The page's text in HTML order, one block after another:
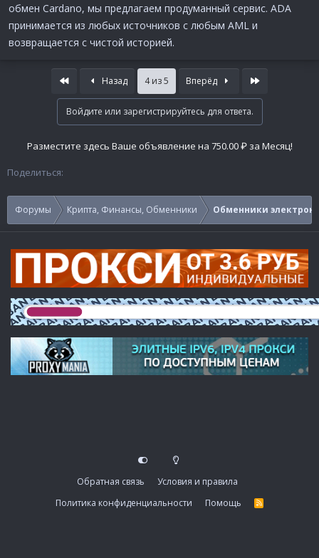
обмен Cardano, мы предлагаем продуманный сервис. ADA
принимается из любых источников с любым AML и
возвращается с чистой историей.
First Назад 4 из 5 Вперёд Last
Войдите или зарегистрируйтесь для ответа.
Разместите здесь Ваше объявление на 750.00 ₽ за Месяц!
Поделиться:
Форумы Крипта, Финансы, Обменники Обменники
Обратная связь
Условия и правила
Политика конфиденциальности
Помощь
R